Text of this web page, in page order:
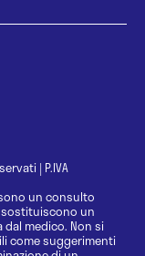
| P.IVA
un consulto
un
medico. Non si
come suggerimenti